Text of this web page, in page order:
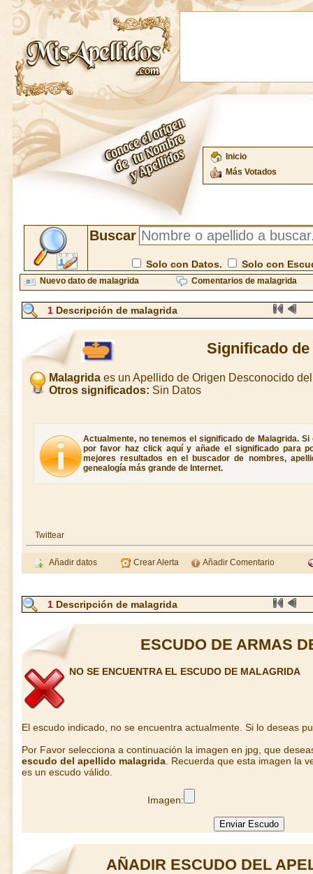
Inicio
Más Votados
Buscar
Solo con Datos. Solo con
Nuevo dato de malagrida Comentarios de malagrida
1 Descripción de malagrida
Significado
Malagridaes un Apellido de Origen Desconocido
Otros significados: Sin Datos
Actualmente, no tenemos el significado de Malagrida.
por favor haz click aquí y añade el significado para
mejores resultados en el buscador de nombres,
genealogía más grande de Internet.
Twittear
Añadir datos Crear Alerta Añadir Comentario
1 Descripción de malagrida
ESCUDO DE ARMAS
NO SE ENCUENTRA EL ESCUDO DE MALAGRIDA
El escudo indicado, no se encuentra actualmente. Si lo deseas
Por Favor selecciona a continuación la imagen en jpg, que
escudo del apellido malagrida . Recuerda que esta imagen la
es un escudo válido.
Imagen:
AÑADIR ESCUDO DEL